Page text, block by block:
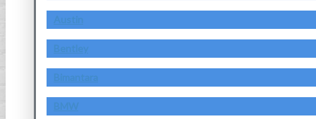
Austin
Bentley
Bimantara
BMW